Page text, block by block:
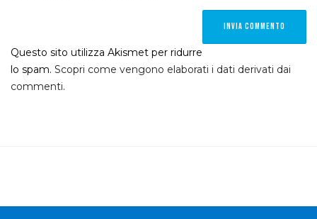
Questo sito utilizza Akismet per ridurre
lo spam. Scopri come vengono elaborati i dati derivati dai
commenti.